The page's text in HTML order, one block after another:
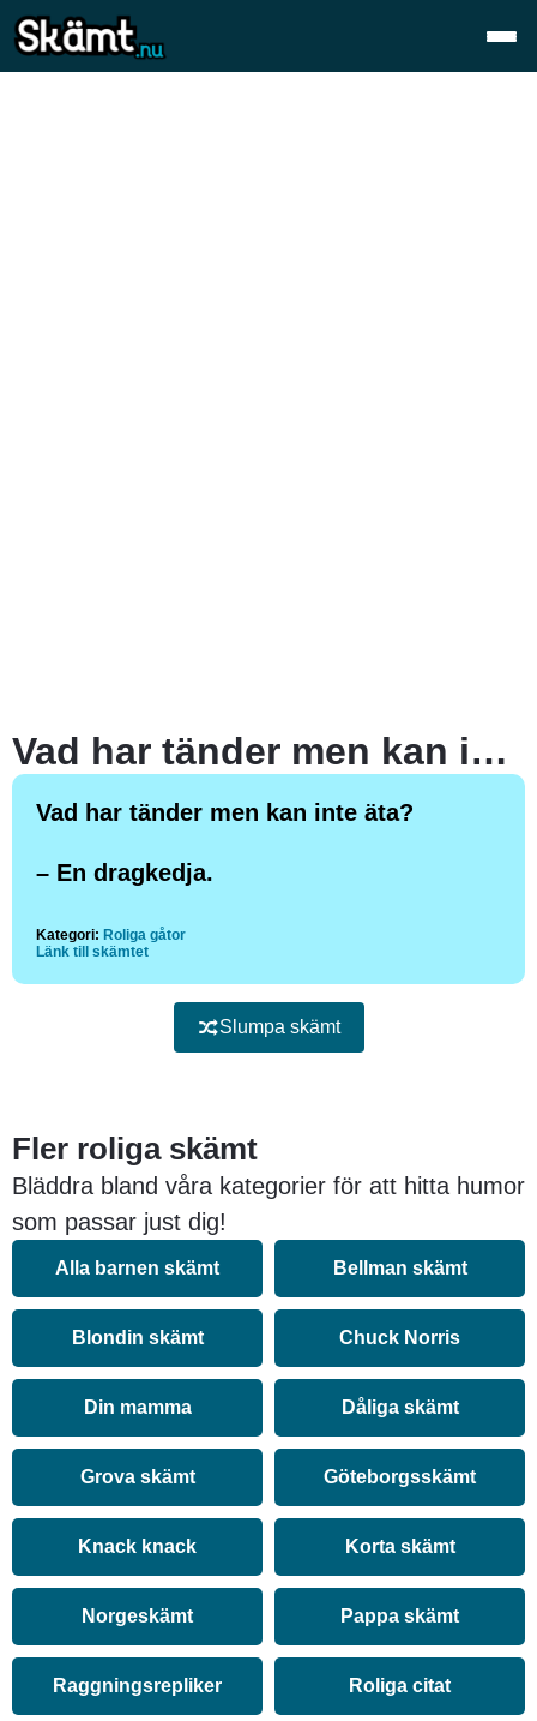
Vad har tänder men kan inte äta?
Vad har tänder men kan inte äta?
– En dragkedja.
Kategori: Roliga gåtor
Länk till skämtet
Slumpa skämt
Fler roliga skämt
Bläddra bland våra kategorier för att hitta humor
som passar just dig!
Alla barnen skämt Bellman skämt
Blondin skämt Chuck Norris
Din mamma Dåliga skämt
Grova skämt Göteborgsskämt
Knack knack Korta skämt
Norgeskämt Pappa skämt
Raggningsrepliker Roliga citat